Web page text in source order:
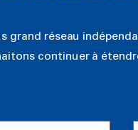
grand réseau
continuer à